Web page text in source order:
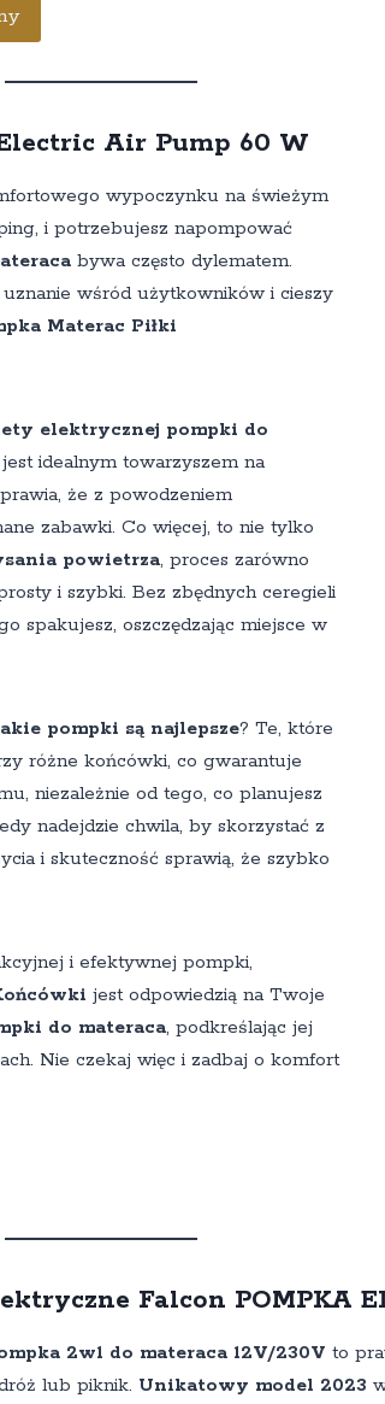
Air Pump 60 W
wypoczynku na świeżym
i potrzebujesz napompować
bywa często dylematem.
wśród użytkowników i cieszy
Materac Piłki
elektrycznej pompki do
idealnym towarzyszem na
że z powodzeniem
zabawki. Co więcej, to nie tylko
powietrza, proces zarówno
i szybki. Bez zbędnych ceregieli
spakujesz, oszczędzając miejsce w
pompki są najlepsze? Te, które
różne końcówki, co gwarantuje
niezależnie od tego, co planujesz
nadejdzie chwila, by skorzystać z
i skuteczność sprawią, że szybko
i efektywnej pompki,
jest odpowiedzią na Twoje
do materaca, podkreślając jej
Nie czekaj więc i zadbaj o komfort
Falcon POMPKA
2w1 do materaca 12V/230V to
lub piknik. Unikatowy model 2023